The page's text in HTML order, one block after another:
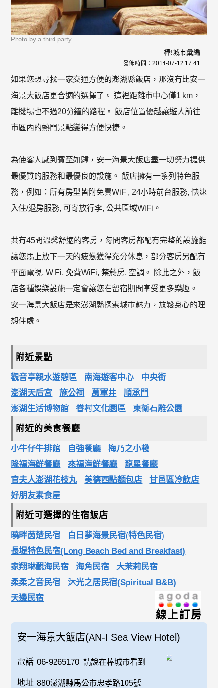
Photo by a third party
棒!城市彙編
發佈時間： 2014-07-12 17:41
如果您想尋找一家交通方便的澎湖縣飯店，那沒有比安一
海景大飯店更合適的選擇了。 這裡距離市中心僅1 km，
離機場也不過20分鐘的路程。 飯店位置優越讓遊人前往
市區內的熱門景點變得方便快捷。
為使客人感到賓至如歸，安一海景大飯店盡一切努力提供
最優質的服務和最優良的設施。 飯店擁有一系列特色服
務，例如：所有房型皆附免費WiFi, 24小時前台服務, 快速
入住/退房服務, 可寄放行李, 公共區域WiFi。
共有45間溫馨舒適的客房，每間客房都配有完整的設施能
讓您馬上放下一天的疲憊獲得充分休息，部分客房另配有
平面電視, WiFi, 免費WiFi, 禁菸房, 空調。 除此之外，飯
店各種娛樂設施一定會讓您在留宿期間享受更多樂趣。
安一海景大飯店是來澎湖縣探索城市魅力，放鬆身心的理
想住處。
附近景點
觀音亭親水遊憩區 南海遊客中心
中央街
澎湖天后宮
施公祠 萬軍井
順承門
澎湖生活博物館
眷村文化園區 東衛石雕公園
附近的美食餐廳
小牛仔牛排館 自強餐廳
梅乃之小棧
隆福海鮮餐廳
來福海鮮餐廳
龍星餐廳
官夫人澎湖花枝丸
美德西點麵包店
甘邑區冷飲店
好朋友素食屋
附近可選擇的住宿飯店
曉畔茵楚民宿
白日夢海景民宿(特色民宿)
長堤特色民宿(Long Beach Bed and Breakfast)
家翔琳觀海民宿
海角民宿
大茉莉民宿
柔柔之音民宿
沐光之居民宿(Spiritual B&B)
天邊民宿
線上訂房
安一海景大飯店(AN-I Sea View Hotel)
電話 06-9265170 請說在棒城市看到
地址 880澎湖縣馬公市忠孝路105號